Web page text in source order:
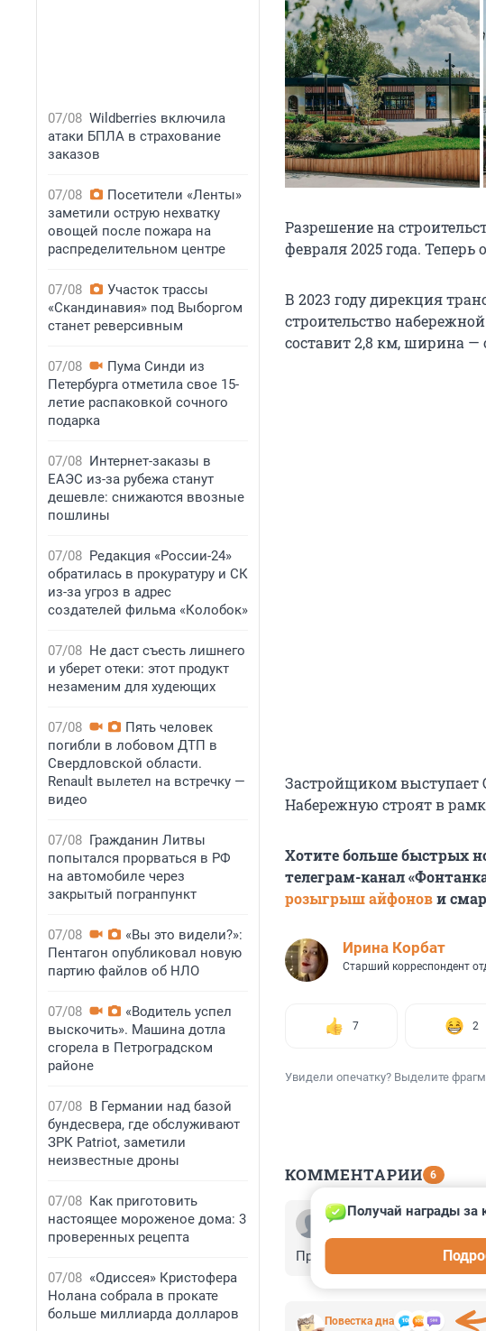
07/08 Wildberries включила
атаки БПЛА в страхование
заказов
07/08
Посетители «Ленты»
заметили острую нехватку
овощей после пожара на
распределительном центре
07/08
Участок трассы
«Скандинавия» под Выборгом
станет реверсивным
07/08
Пума Синди из
Петербурга отметила свое 15-
летие распаковкой сочного
подарка
07/08 Интернет-заказы в
ЕАЭС из-за рубежа станут
дешевле: снижаются ввозные
пошлины
07/08 Редакция «России-24»
обратилась в прокуратуру и СК
из-за угроз в адрес
создателей фильма «Колобок»
07/08 Не даст съесть лишнего
и уберет отеки: этот продукт
незаменим для худеющих
07/08
Пять человек
погибли в лобовом ДТП в
Свердловской области.
Renault вылетел на встречку —
видео
07/08 Гражданин Литвы
попытался прорваться в РФ
на автомобиле через
закрытый погранпункт
07/08
«Вы это видели?»:
Пентагон опубликовал новую
партию файлов об НЛО
07/08
«Водитель успел
выскочить». Машина дотла
сгорела в Петроградском
районе
07/08 В Германии над базой
бундесвера, где обслуживают
ЗРК Patriot, заметили
неизвестные дроны
07/08 Как приготовить
настоящее мороженое дома: 3
проверенных рецепта
07/08 «Одиссея» Кристофера
Нолана собрала в прокате
больше миллиарда долларов
Разрешение на
февраля 2025 года. Теперь
В 2023 году дирекция
строительство
составит 2,8 км, ширина —
Застройщиком выступает
Набережную строят в
Хотите больше быстрых
телеграм-канал
розыгрыш айфонови
Иpина Корбат
Старший корреспондент
7 2
Увидели опечатку? Выделите
КОММЕНТАРИИ 6
Гость
Проект "Остров фортов". По
Повестка дна
Получай награды за